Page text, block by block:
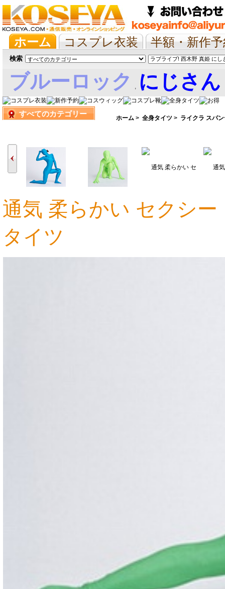
ホーム コスプレ衣装
半額・新作
抱き枕/布団/シーツ
ツイステ ウマ
検索
ブルーロック , にじさ
娘すべてのカテゴリー ホーム > 全身タイツ > ライクラ スパ
4,430円 4,501円
通気 柔らかい セクシ
タイツ